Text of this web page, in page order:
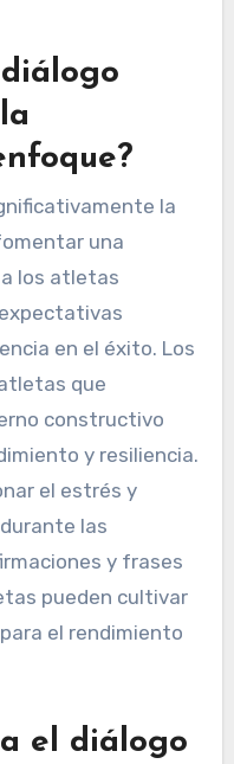
la
una
los atletas
en el éxito. Los
que
constructivo
y resiliencia.
el estrés y
las
y frases
pueden cultivar
el rendimiento
el diálogo